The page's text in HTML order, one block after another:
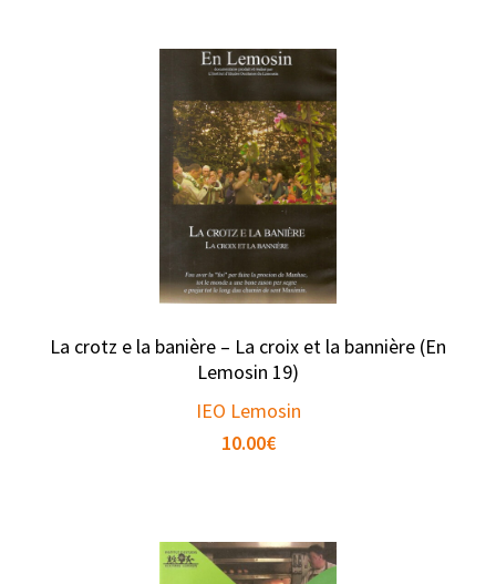
La crotz e la banière – La croix et la bannière (En
Lemosin 19)
IEO Lemosin
10.00€